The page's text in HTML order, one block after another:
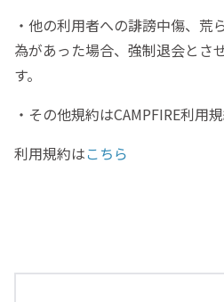
・他の利用者への誹謗中傷、荒
為があった場合、強制退会とさ
す。
・その他規約はCAMPFIRE利用
利用規約はこちら